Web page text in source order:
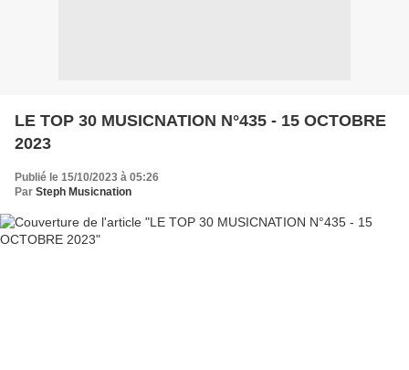
LE TOP 30 MUSICNATION N°435 - 15 OCTOBRE
2023
Publié le 15/10/2023 à 05:26
Par Steph Musicnation